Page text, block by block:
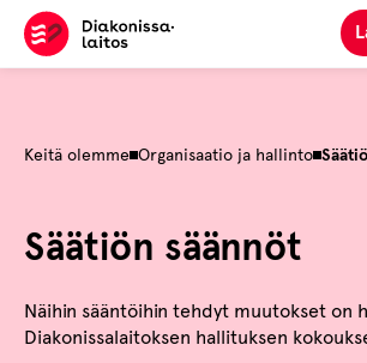
Hyppää
sisältöön
Keitä olemme Organisaatio ja hallinto
Säätiön säännöt
Näihin sääntöihin tehdyt muutokset on
Diakonissalaitoksen hallituksen